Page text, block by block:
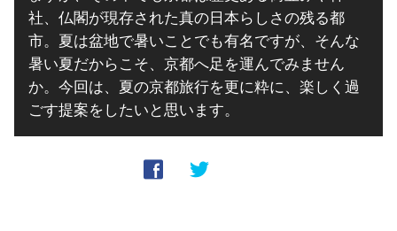
社、仏閣が現存された真の日本らしさの残る都
市。夏は盆地で暑いことでも有名ですが、そんな
暑い夏だからこそ、京都へ足を運んでみません
か。今回は、夏の京都旅行を更に粋に、楽しく過
ごす提案をしたいと思います。